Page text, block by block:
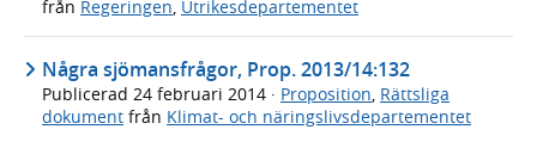
från Regeringen, Utrikesdepartementet
Några sjömansfrågor, Prop. 2013/14:132
Publicerad 24 februari 2014 · Proposition Rättsliga
dokument från Klimat- och näringslivsdepartementet